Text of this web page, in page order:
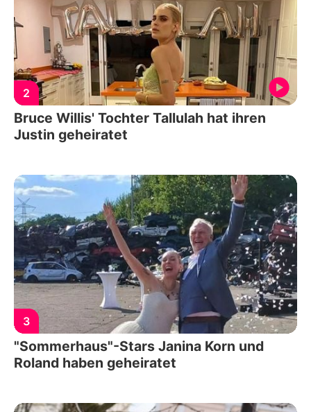
2
Bruce Willis' Tochter Tallulah hat ihren
Justin geheiratet
3
"Sommerhaus"-Stars Janina Korn und
Roland haben geheiratet